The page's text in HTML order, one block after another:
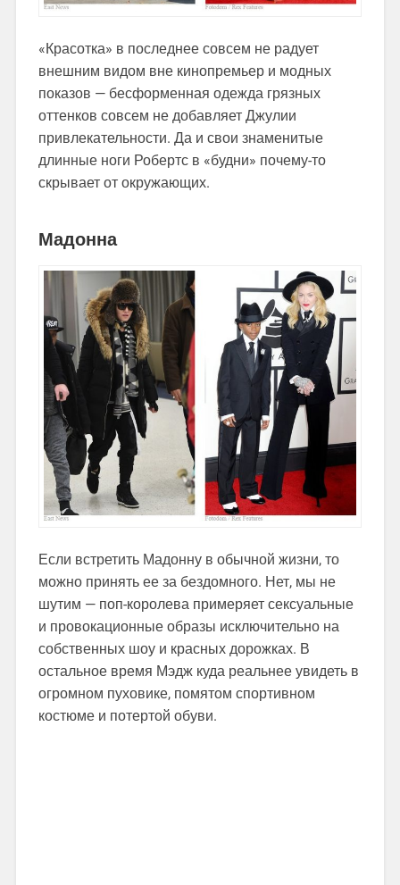
«Красотка» в последнее совсем не радует
внешним видом вне кинопремьер и модных
показов — бесформенная одежда грязных
оттенков совсем не добавляет Джулии
привлекательности. Да и свои знаменитые
длинные ноги Робертс в «будни» почему-то
скрывает от окружающих.
Мадонна
Если встретить Мадонну в обычной жизни, то
можно принять ее за бездомного. Нет, мы не
шутим — поп-королева примеряет сексуальные
и провокационные образы исключительно на
собственных шоу и красных дорожках. В
остальное время Мэдж куда реальнее увидеть в
огромном пуховике, помятом спортивном
костюме и потертой обуви.